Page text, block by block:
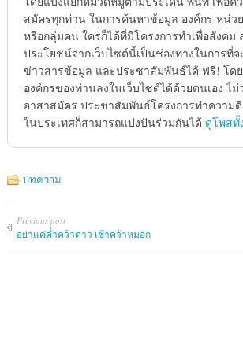
สมัครทุกท่าน ในการค้นหาข้อมูล องค์กร หน่ว
หรือกลุ่มคน ใครก็ได้ที่มีโครงการทำเพื่อสังคม
ประโยชน์จากเว็บไซต์นี้เป็นช่องทางในการที่จ
ข่าวสารข้อมูล และประชาสัมพันธ์ได้ ฟรี! โด
องค์กรของท่านลงในเว็บไซต์ได้ด้วยตนเอง ไม่
อาสาสมัคร ประชาสัมพันธ์โครงการทำความดี
ในประเทศก็สามารถแบ่งปันร่วมกันได้ ดูโพสทั้
บทความ
Previous post
อย่าแค่ค่ำคว้าดาว เช้าคว้าหมอก